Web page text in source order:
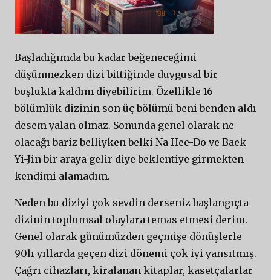
Başladığımda bu kadar beğeneceğimi
düşünmezken dizi bittiğinde duygusal bir
boşlukta kaldım diyebilirim. Özellikle 16
bölümlük dizinin son üç bölümü beni benden aldı
desem yalan olmaz. Sonunda genel olarak ne
olacağı bariz belliyken belki Na Hee-Do ve Baek
Yi-Jin bir araya gelir diye beklentiye girmekten
kendimi alamadım.
Neden bu diziyi çok sevdin derseniz başlangıçta
dizinin toplumsal olaylara temas etmesi derim.
Genel olarak günümüzden geçmişe dönüşlerle
90lı yıllarda geçen dizi dönemi çok iyi yansıtmış.
Çağrı cihazları, kiralanan kitaplar, kasetçalarlar